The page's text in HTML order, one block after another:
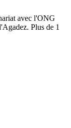
avec l'ONG
Plus de 1